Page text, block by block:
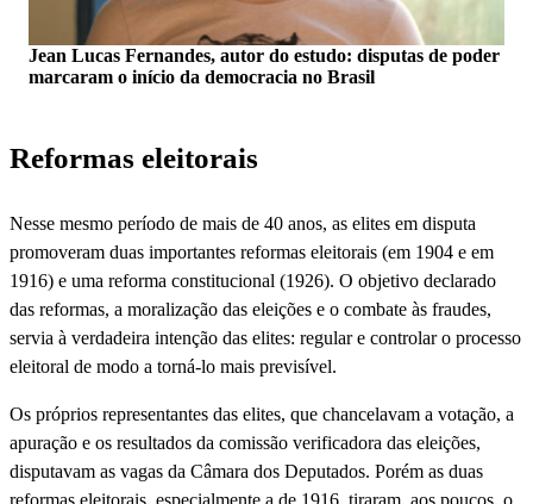
Jean Lucas Fernandes, autor do estudo: disputas de poder
marcaram o início da democracia no Brasil
Reformas eleitorais
Nesse mesmo período de mais de 40 anos, as elites em disputa
promoveram duas importantes reformas eleitorais (em 1904 e em
1916) e uma reforma constitucional (1926). O objetivo declarado
das reformas, a moralização das eleições e o combate às fraudes,
servia à verdadeira intenção das elites: regular e controlar o processo
eleitoral de modo a torná-lo mais previsível.
Os próprios representantes das elites, que chancelavam a votação, a
apuração e os resultados da comissão verificadora das eleições,
disputavam as vagas da Câmara dos Deputados. Porém as duas
reformas eleitorais, especialmente a de 1916, tiraram, aos poucos, o